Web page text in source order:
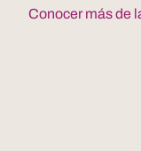
Conocer más de